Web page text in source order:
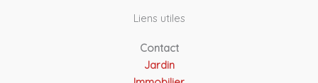
Liens utiles
Contact
Jardin